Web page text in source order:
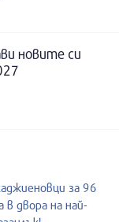
новите си
за 96
в двора на най-